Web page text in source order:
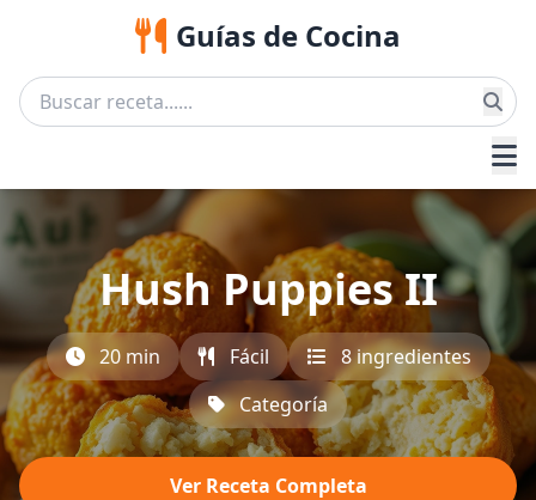
Guías de Cocina
Hush Puppies II
20 min Fácil
8 ingredientes
Categoría
Ver Receta Completa